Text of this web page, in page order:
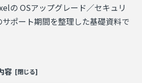
の OSアップグレード／セキュリ
ポート期間を整理した基礎資料で
容